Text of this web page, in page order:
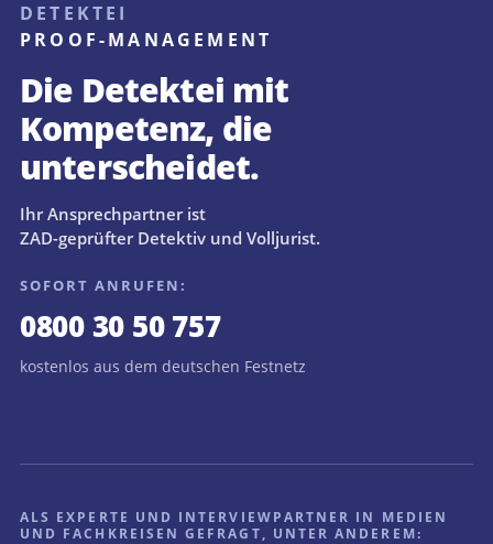
DETEKTEI
PROOF-MANAGEMENT
Die Detektei mit
Kompetenz, die
unterscheidet.
Ihr Ansprechpartner ist
ZAD-geprüfter Detektiv und Volljurist.
SOFORT ANRUFEN:
0800 30 50 757
kostenlos aus dem deutschen Festnetz
ALS EXPERTE UND INTERVIEWPARTNER IN MEDIEN
UND FACHKREISEN GEFRAGT, UNTER ANDEREM: